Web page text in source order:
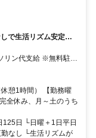
で生活リズム安定／
憩1時間） 【勤務曜
全休み、月～土のうち
日 └日曜＋1日平日
なし └生活リズムが